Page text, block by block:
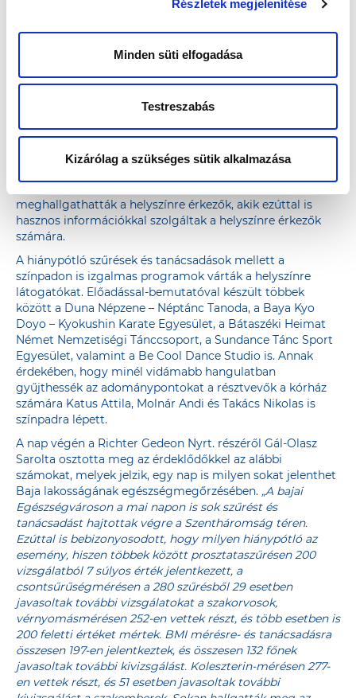
Részletek megjelenítése
Minden süti elfogadása
Testreszabás
Kizárólag a szükséges sütik alkalmazása
hétköznapok során alkalmazható megküzdési
stratégiákról, valamint a 40 éves kor felett életünket
információkat. Jaksity Kata műsorvezető, aki a civil
társadalomban is fontos kezdeményezések elindítója, a
világ- és Európa-bajnok sportolónk pedig alaposan
megmozgatta a helyszínre érkezőket a délután folyamán.
Ivánkovich Anitával, a Richter Főnix Közösség bajai
származású tagjával is beszélgethettek a résztvevők. Ezen
meghallgathatták a helyszínre érkezők, akik ezúttal is
hasznos információkkal szolgáltak a helyszínre érkezők
számára.
A hiánypótló szűrések és tanácsadások mellett a
színpadon is izgalmas programok várták a helyszínre
látogatókat. Előadással-bemutatóval készült többek
között a Duna Népzene – Néptánc Tanoda, a Baya Kyo
Doyo – Kyokushin Karate Egyesület, a Bátaszéki Heimat
Német Nemzetiségi Tánccsoport, a Sundance Tánc Sport
Egyesület, valamint a Be Cool Dance Studio is. Annak
érdekében, hogy minél vidámabb hangulatban
gyűjthessék az adománypontokat a résztvevők a kórház
számára Katus Attila, Molnár Andi és Takács Nikolas is
színpadra lépett.
A nap végén a Richter Gedeon Nyrt. részéről Gál-Olasz
Sarolta osztotta meg az érdeklődőkkel az alábbi
számokat, melyek jelzik, egy nap is milyen sokat jelenthet
Baja lakosságának egészségmegőrzésében. „A bajai
Egészségvároson a mai napon is sok szűrést és
tanácsadást hajtottak végre a Szentháromság téren.
Ezúttal is bebizonyosodott, hogy milyen hiánypótló az
esemény, hiszen többek között prosztataszűrésen 200
vizsgálatból 7 súlyos érték jelentkezett, a
csontsűrűségmérésen a 280 szűrésből 29 esetben
javasoltak további vizsgálatokat a szakorvosok,
vérnyomásmérésen 252-en vettek részt, és több esetben is
200 feletti értéket mértek. BMI mérésre- és tanácsadásra
összesen 197-en jelentkeztek, és összesen 132 főnek
javasoltak további kivizsgálást. Koleszterin-mérésen 277-
en vettek részt, és 51 esetben javasoltak további